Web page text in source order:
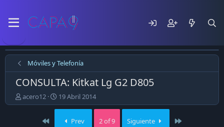
Móviles y Telefonía
CONSULTA: Kitkat Lg G2 D805
E
m
acero12
F
e
19 Abril 2014
First Prev 2 of 9 Siguiente